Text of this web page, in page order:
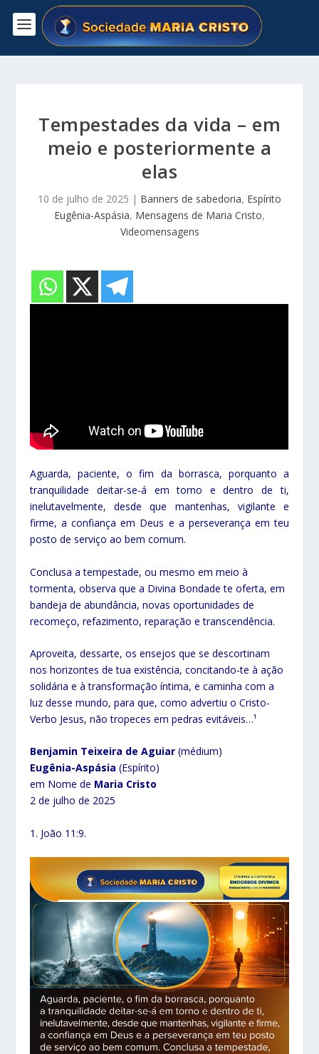
Tempestades da vida – em
meio e posteriormente a
elas
10 de julho de 2025 | Banners de sabedoria, Espírito
Eugênia-Aspásia, Mensagens de Maria Cristo,
Videomensagens
Aguarda, paciente, o fim da borrasca, porquanto a
tranquilidade deitar-se-á em torno e dentro de ti,
inelutavelmente, desde que mantenhas, vigilante e
firme, a confiança em Deus e a perseverança em teu
posto de serviço ao bem comum.
Conclusa a tempestade, ou mesmo em meio à
tormenta, observa que a Divina Bondade te oferta, em
bandeja de abundância, novas oportunidades de
recomeço, refazimento, reparação e transcendência.
Aproveita, dessarte, os ensejos que se descortinam
nos horizontes de tua existência, concitando-te à ação
solidária e à transformação íntima, e caminha com a
luz desse mundo, para que, como advertiu o Cristo-
Verbo Jesus, não tropeces em pedras evitáveis…¹
Benjamin Teixeira de Aguiar (médium)
Eugênia-Aspásia (Espírito)
em Nome de Maria Cristo
2 de julho de 2025
1. João 11:9.